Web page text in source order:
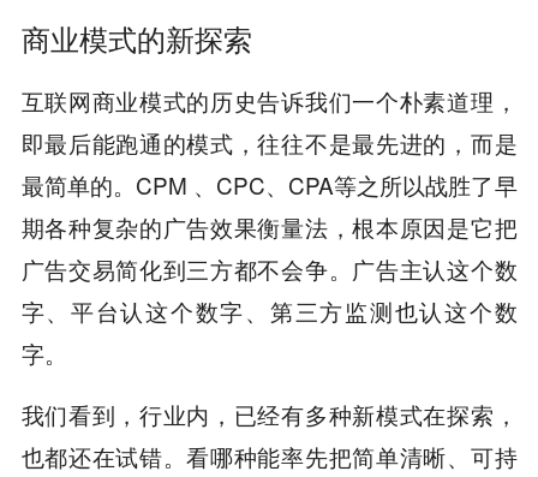
商业模式的新探索
互联网商业模式的历史告诉我们一个朴素道理，
即最后能跑通的模式，往往不是最先进的，而是
最简单的。CPM 、CPC、CPA等之所以战胜了早
期各种复杂的广告效果衡量法，根本原因是它把
广告交易简化到三方都不会争。广告主认这个数
字、平台认这个数字、第三方监测也认这个数
字。
我们看到，行业内，已经有多种新模式在探索，
也都还在试错。看哪种能率先把简单清晰、可持